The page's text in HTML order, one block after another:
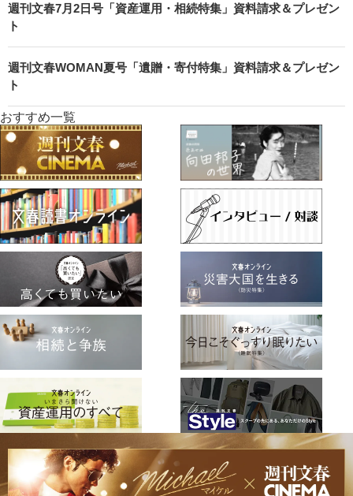
週刊文春7月2日号「資産運用・相続特集」資料請求＆プレゼン
ト
週刊文春WOMAN夏号「遺贈・寄付特集」資料請求＆プレゼン
ト
おすすめ一覧